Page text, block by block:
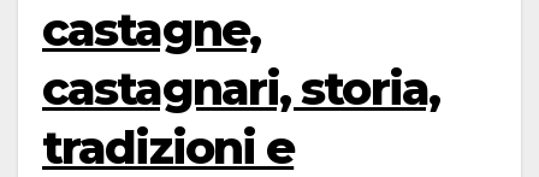
castagne,
castagnari, storia,
tradizioni e